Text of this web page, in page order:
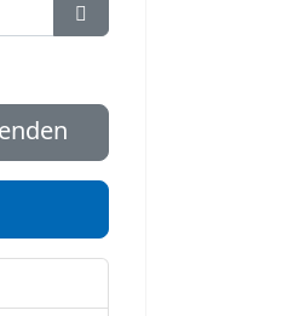
Passwort anzeigen